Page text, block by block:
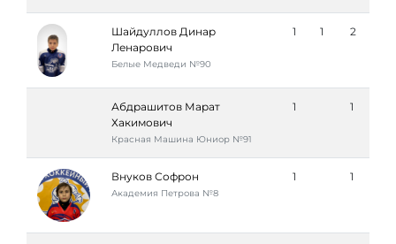
Шайдуллов Динар
Ленарович
Белые Медведи №90
1 1 2
Абдрашитов Марат
Хакимович
Красная Машина Юниор №91
1 1
Внуков Софрон
Академия Петровa №8
1 1